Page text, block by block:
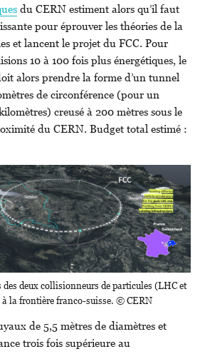
du CERN estiment alors qu’il faut
pour éprouver les théories de la
et lancent le projet du FCC. Pour
10 à 100 fois plus énergétiques, le
alors prendre la forme d’un tunnel
de circonférence (pour un
creusé à 200 mètres sous le
du CERN. Budget total estimé :
deux collisionneurs de particules (LHC et
à la frontière franco-suisse. © CERN
de 5,5 mètres de diamètres et
trois fois supérieure au